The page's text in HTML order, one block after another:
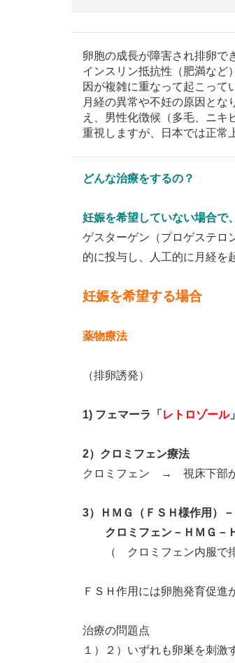
卵胞の成長が障害され排卵で
インスリン抵抗性（肥満など
因が複雑に重なって起こって
月経の異常や不妊の原因とな
え、男性化徴候（多毛、ニキ
重視しますが、日本では正常
どんな治療をするの？
妊娠を希望していない場合で
ゲスターゲン（プロゲステロ
的に投与し、人工的に月経を
妊娠を希望する場合
薬物療法
（排卵誘発）
1) フェマーラ 「 レトロゾール」
2）クロミフェン療法
クロミフェン → 視床下部
3）ＨＭＧ（ＦＳＨ様作用）
クロミフェン－ＨＭＧ－
（ クロミフェン内服で排
ＦＳＨ作用には卵胞発育促進
治療の問題点
１）２）いずれも卵巣を刺激